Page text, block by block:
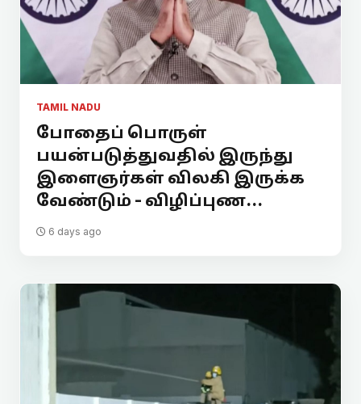
TAMIL NADU
போதைப் பொருள்
பயன்படுத்துவதில் இருந்து
இளைஞர்கள் விலகி இருக்க
வேண்டும் - விழிப்புண...
6 days ago